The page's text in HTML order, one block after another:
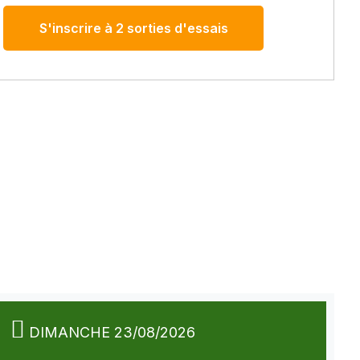
S'inscrire à 2 sorties d'essais
DIMANCHE 23/08/2026